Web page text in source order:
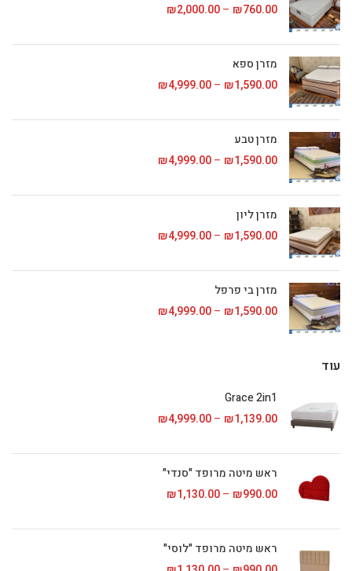
₪760.00
–
₪2,000.00
מזרן ספא
₪1,590.00
–
₪4,999.00
מזרן טבע
₪1,590.00
–
₪4,999.00
מזרן ליון
₪1,590.00
–
₪4,999.00
מזרן בי פרפל
₪1,590.00
–
₪4,999.00
עוד
Grace 2in1
₪1,139.00
–
₪4,999.00
ראש מיטה מרופד "סנדי"
₪990.00
–
₪1,130.00
ראש מיטה מרופד "לוסי"